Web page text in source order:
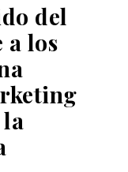
del
a los
la